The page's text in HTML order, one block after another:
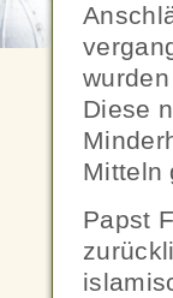
Diese
Mitteln
Papst